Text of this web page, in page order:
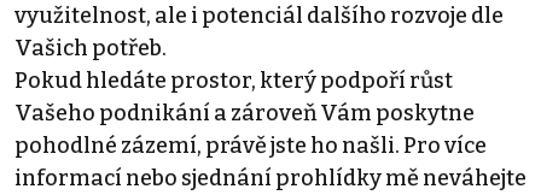
využitelnost, ale i potenciál dalšího rozvoje dle
Vašich potřeb.
Pokud hledáte prostor, který podpoří růst
Vašeho podnikání a zároveň Vám poskytne
pohodlné zázemí, právě jste ho našli. Pro více
informací nebo sjednání prohlídky mě neváhejte